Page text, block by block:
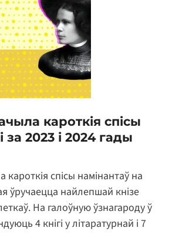
кароткія спісы
за 2023 і 2024 гады
спісы намінантаў на
ўручаецца найлепшай кнізе
На галоўную ўзнагароду ў
4 кнігі у літаратурнай і 7